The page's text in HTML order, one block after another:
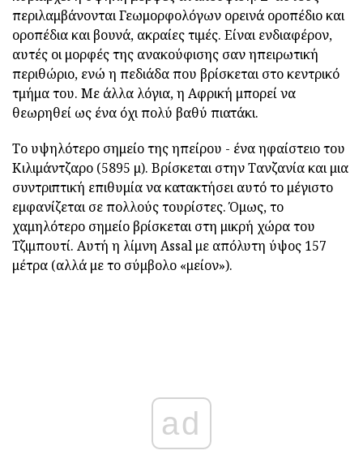
περιλαμβάνονται Γεωμορφολόγων ορεινά οροπέδιο και
οροπέδια και βουνά, ακραίες τιμές. Είναι ενδιαφέρον,
αυτές οι μορφές της ανακούφισης σαν ηπειρωτική
περιθώριο, ενώ η πεδιάδα που βρίσκεται στο κεντρικό
τμήμα του. Με άλλα λόγια, η Αφρική μπορεί να
θεωρηθεί ως ένα όχι πολύ βαθύ πιατάκι.
Το υψηλότερο σημείο της ηπείρου - ένα ηφαίστειο του
Κιλιμάντζαρο (5895 μ). Βρίσκεται στην Τανζανία και μια
συντριπτική επιθυμία να κατακτήσει αυτό το μέγιστο
εμφανίζεται σε πολλούς τουρίστες. Όμως, το
χαμηλότερο σημείο βρίσκεται στη μικρή χώρα του
Τζιμπουτί. Αυτή η λίμνη Assal με απόλυτη ύψος 157
μέτρα (αλλά με το σύμβολο «μείον»).
ad